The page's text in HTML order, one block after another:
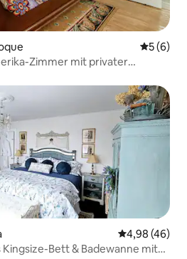
5 (6)
Zimmer mit privater
4,98 (46)
Kingsize-Bett & Badewanne mit